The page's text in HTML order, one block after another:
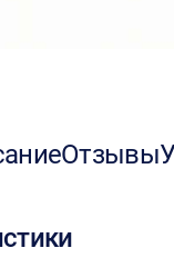
Отзывы